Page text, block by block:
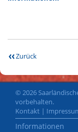
Zurück
© 2026
vorbehalten.
Kontakt |
Informationen